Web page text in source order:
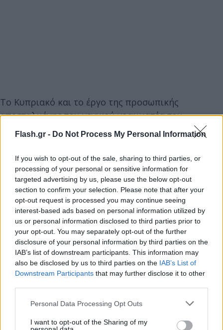
Flash.gr - Do Not Process My Personal Information
If you wish to opt-out of the sale, sharing to third parties, or
processing of your personal or sensitive information for
targeted advertising by us, please use the below opt-out
section to confirm your selection. Please note that after your
opt-out request is processed you may continue seeing
interest-based ads based on personal information utilized by
us or personal information disclosed to third parties prior to
your opt-out. You may separately opt-out of the further
disclosure of your personal information by third parties on the
IAB’s list of downstream participants. This information may
also be disclosed by us to third parties on the IAB’s List of
Downstream Participants that may further disclose it to other
Please note that this website/app uses one or more Google
not limited to your visit or usage behaviour. You may click to
Personal Data Processing Opt Outs
I want to opt-out of the Sharing of my
Το Κυπριακό και το έργο της προσωπικής
απεσταλμένης του γενικού γραμματέα του
Οργανισμού Ηνωμένων Εθνών αναμένεται να
κυριαρχήσουν και στις συνομιλίες που θα έχει ο
πρωθυπουργός με τον Αντόνιο Γκουτέρες.
Εξάλλου, υπενθυμίζεται ότι την Πέμπτη (19/9),
ο Κυριάκος Μητσοτάκης και ο Νίκος
Χριστοδουλίδης συναντήθηκαν στο Μέγαρο
Μαξίμου, με στόχο τον κοινό βηματισμό Αθήνας
και Λευκωσίας και το συντονισμό των ενεργειών
τους, σε μία χρονική στιγμή διαφαινόμενων
εξελίξεων για το Κυπριακό.
Όσον αφορά το πρόγραμμα του πρωθυπουργού